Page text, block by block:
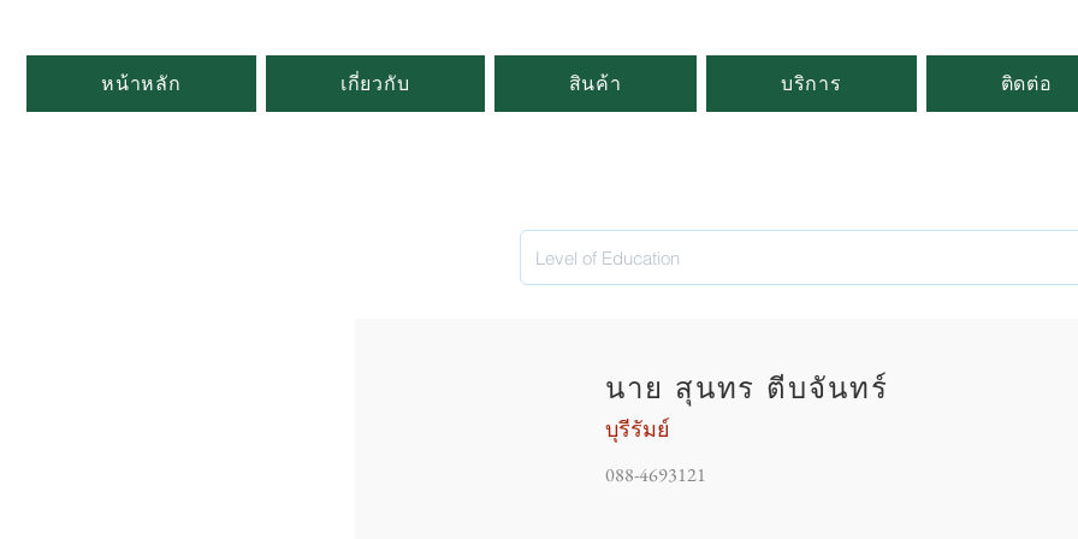
หน้าหลัก เกี่ยวกับ สินค้า บริการ ติดต่อ
นาย สุนทร ตีบจันทร์
บุรีรัมย์
088-4693121